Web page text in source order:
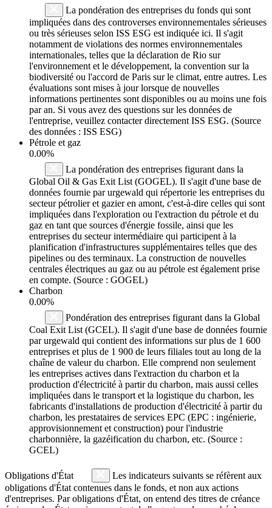
La pondération des entreprises du fonds qui sont
impliquées dans des controverses environnementales sérieuses
ou très sérieuses selon ISS ESG est indiquée ici. Il s'agit
notamment de violations des normes environnementales
internationales, telles que la déclaration de Rio sur
l'environnement et le développement, la convention sur la
biodiversité ou l'accord de Paris sur le climat, entre autres. Les
évaluations sont mises à jour lorsque de nouvelles
informations pertinentes sont disponibles ou au moins une fois
par an. Si vous avez des questions sur les données de
l'entreprise, veuillez contacter directement ISS ESG. (Source
des données : ISS ESG)
Pétrole et gaz
0.00%
La pondération des entreprises figurant dans la
Global Oil & Gas Exit List (GOGEL). Il s'agit d'une base de
données fournie par urgewald qui répertorie les entreprises du
secteur pétrolier et gazier en amont, c'est-à-dire celles qui sont
impliquées dans l'exploration ou l'extraction du pétrole et du
gaz en tant que sources d'énergie fossile, ainsi que les
entreprises du secteur intermédiaire qui participent à la
planification d'infrastructures supplémentaires telles que des
pipelines ou des terminaux. La construction de nouvelles
centrales électriques au gaz ou au pétrole est également prise
en compte. (Source : GOGEL)
Charbon
0.00%
Pondération des entreprises figurant dans la Global
Coal Exit List (GCEL). Il s'agit d'une base de données fournie
par urgewald qui contient des informations sur plus de 1 600
entreprises et plus de 1 900 de leurs filiales tout au long de la
chaîne de valeur du charbon. Elle comprend non seulement
les entreprises actives dans l'extraction du charbon et la
production d'électricité à partir du charbon, mais aussi celles
impliquées dans le transport et la logistique du charbon, les
fabricants d'installations de production d'électricité à partir du
charbon, les prestataires de services EPC (EPC : ingénierie,
approvisionnement et construction) pour l'industrie
charbonnière, la gazéification du charbon, etc. (Source :
GCEL)
Obligations d'État
Les indicateurs suivants se réfèrent aux
obligations d'État contenues dans le fonds, et non aux actions
d'entreprises. Par obligations d'État, on entend des titres de créance